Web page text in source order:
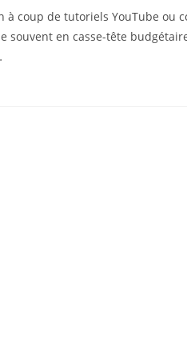
à coup de tutoriels YouTube
souvent en casse-tête